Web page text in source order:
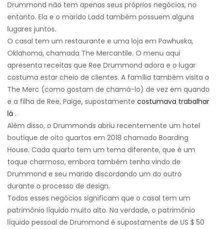
Drummond não tem apenas seus próprios negócios, no
entanto. Ela e o marido Ladd também possuem alguns
lugares juntos.
O casal tem um restaurante e uma loja em Pawhuska,
Oklahoma, chamada The Mercantile. O menu aqui
apresenta receitas que Ree Drummond adora e o lugar
costuma estar cheio de clientes. A família também visita o
The Merc (como gostam de chamá-lo) de vez em quando
e a filha de Ree, Paige, supostamente costumava trabalhar
lá .
Além disso, o Drummonds abriu recentemente um hotel
boutique de oito quartos em 2018 chamado Boarding
House. Cada quarto tem um tema diferente, que é um
toque charmoso, embora também tenha vindo de
Drummond e seu marido discordando um do outro
durante o processo de design.
Todos esses negócios significam que o casal tem um
patrimônio líquido muito alto. Na verdade, o patrimônio
líquido pessoal de Drummond é supostamente de US $ 50